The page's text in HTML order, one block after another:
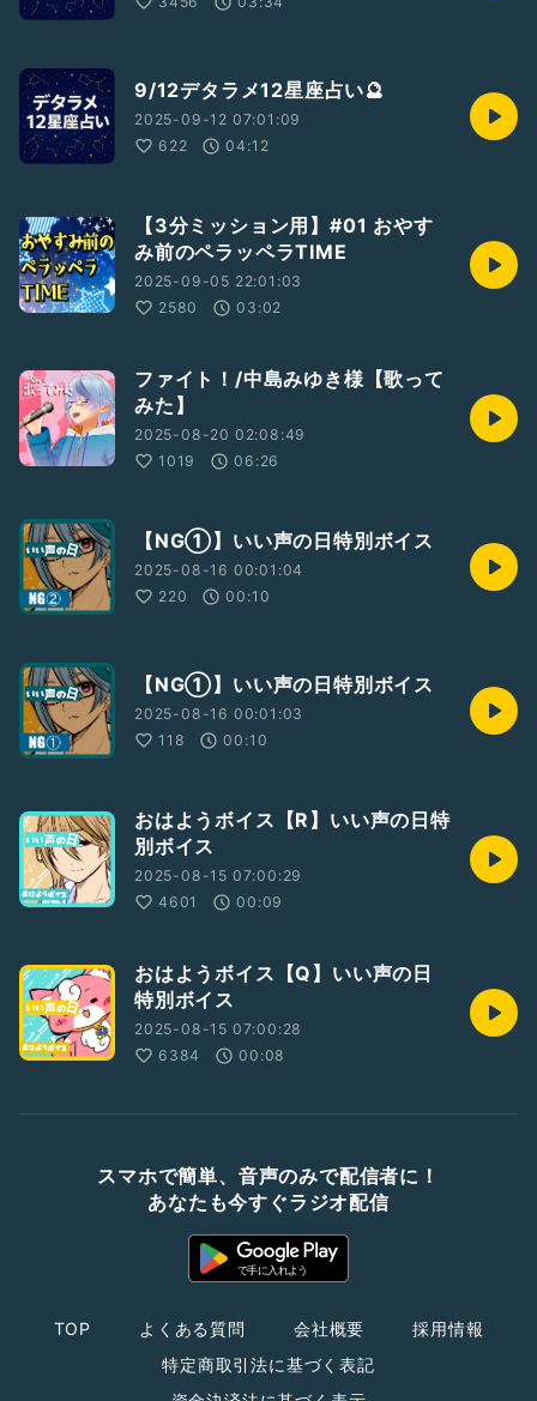
9/12デタラメ12星座占い🔮
2025-09-12 07:01:09
622
04:12
【3分ミッション用】#01 おやす
み前のペラッペラTIME
2025-09-05 22:01:03
2580
03:02
ファイト！/中島みゆき様【歌って
みた】
2025-08-20 02:08:49
1019
06:26
【NG①】いい声の日特別ボイス
2025-08-16 00:01:04
220
00:10
【NG①】いい声の日特別ボイス
2025-08-16 00:01:03
118
00:10
おはようボイス【R】いい声の日特
別ボイス
2025-08-15 07:00:29
4601
00:09
おはようボイス【Q】いい声の日
特別ボイス
2025-08-15 07:00:28
6384
00:08
スマホで簡単、音声のみで配信者に！
あなたも今すぐラジオ配信
TOP よくある質問 会社概要
採用情報
特定商取引法に基づく表記